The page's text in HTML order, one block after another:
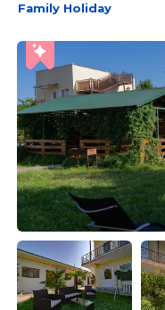
Family Holiday